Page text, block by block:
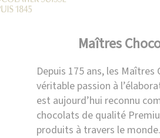
Maîtres
Depuis 175 ans, les
véritable passion à
est aujourd’hui reconnu
chocolats de qualité
produits à travers le monde.